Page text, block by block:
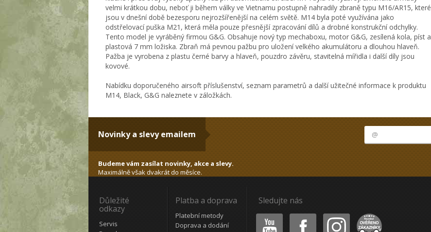
velmi krátkou dobu, neboť ji během války ve Vietnamu postupně nahradily zbraně typu M16/AR15, které
jsou v dnešní době bezesporu nejrozšířenější na celém světě. M14 byla poté využívána jako
odstřelovací puška M21, která měla pouze přesnější zpracování dílů a drobné konstrukční odchylky.
Tento model je vyráběný firmou G&G. Obsahuje nový typ mechaboxu, motor G&G, zesílená kola, píst a
plastová 7 mm ložiska. Zbraň má pevnou pažbu pro uložení velkého akumulátoru a dlouhou hlaveň.
Pažba je vyrobena z plastu černé barvy a hlaveň, pouzdro závěru, stavitelná mířidla i další díly jsou
kovové.
Nabídku doporučeného airsoft příslušenství, seznam parametrů a další užitečné informace k produktu
M14, Black, G&G naleznete v záložkách.
Novinky a slevy emailem
Budeme vám zasílat novinky, akce a slevy.
Maximálně však dvakrát do měsíce.
Důležité
odkazy
Servis
Platba a doprava
Platební metody
Doprava a dodání
Sledujte nás
Youtube Facebook Instagram Heureka